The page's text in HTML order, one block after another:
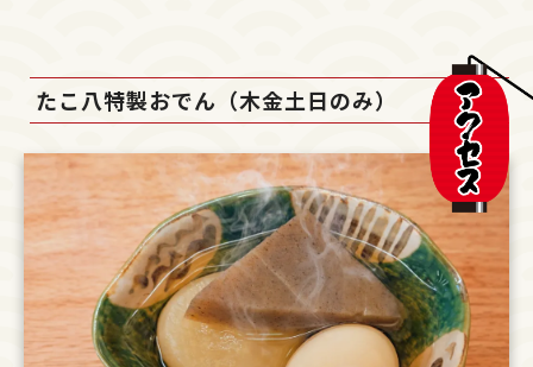
たこ八特製おでん（木金土日のみ）